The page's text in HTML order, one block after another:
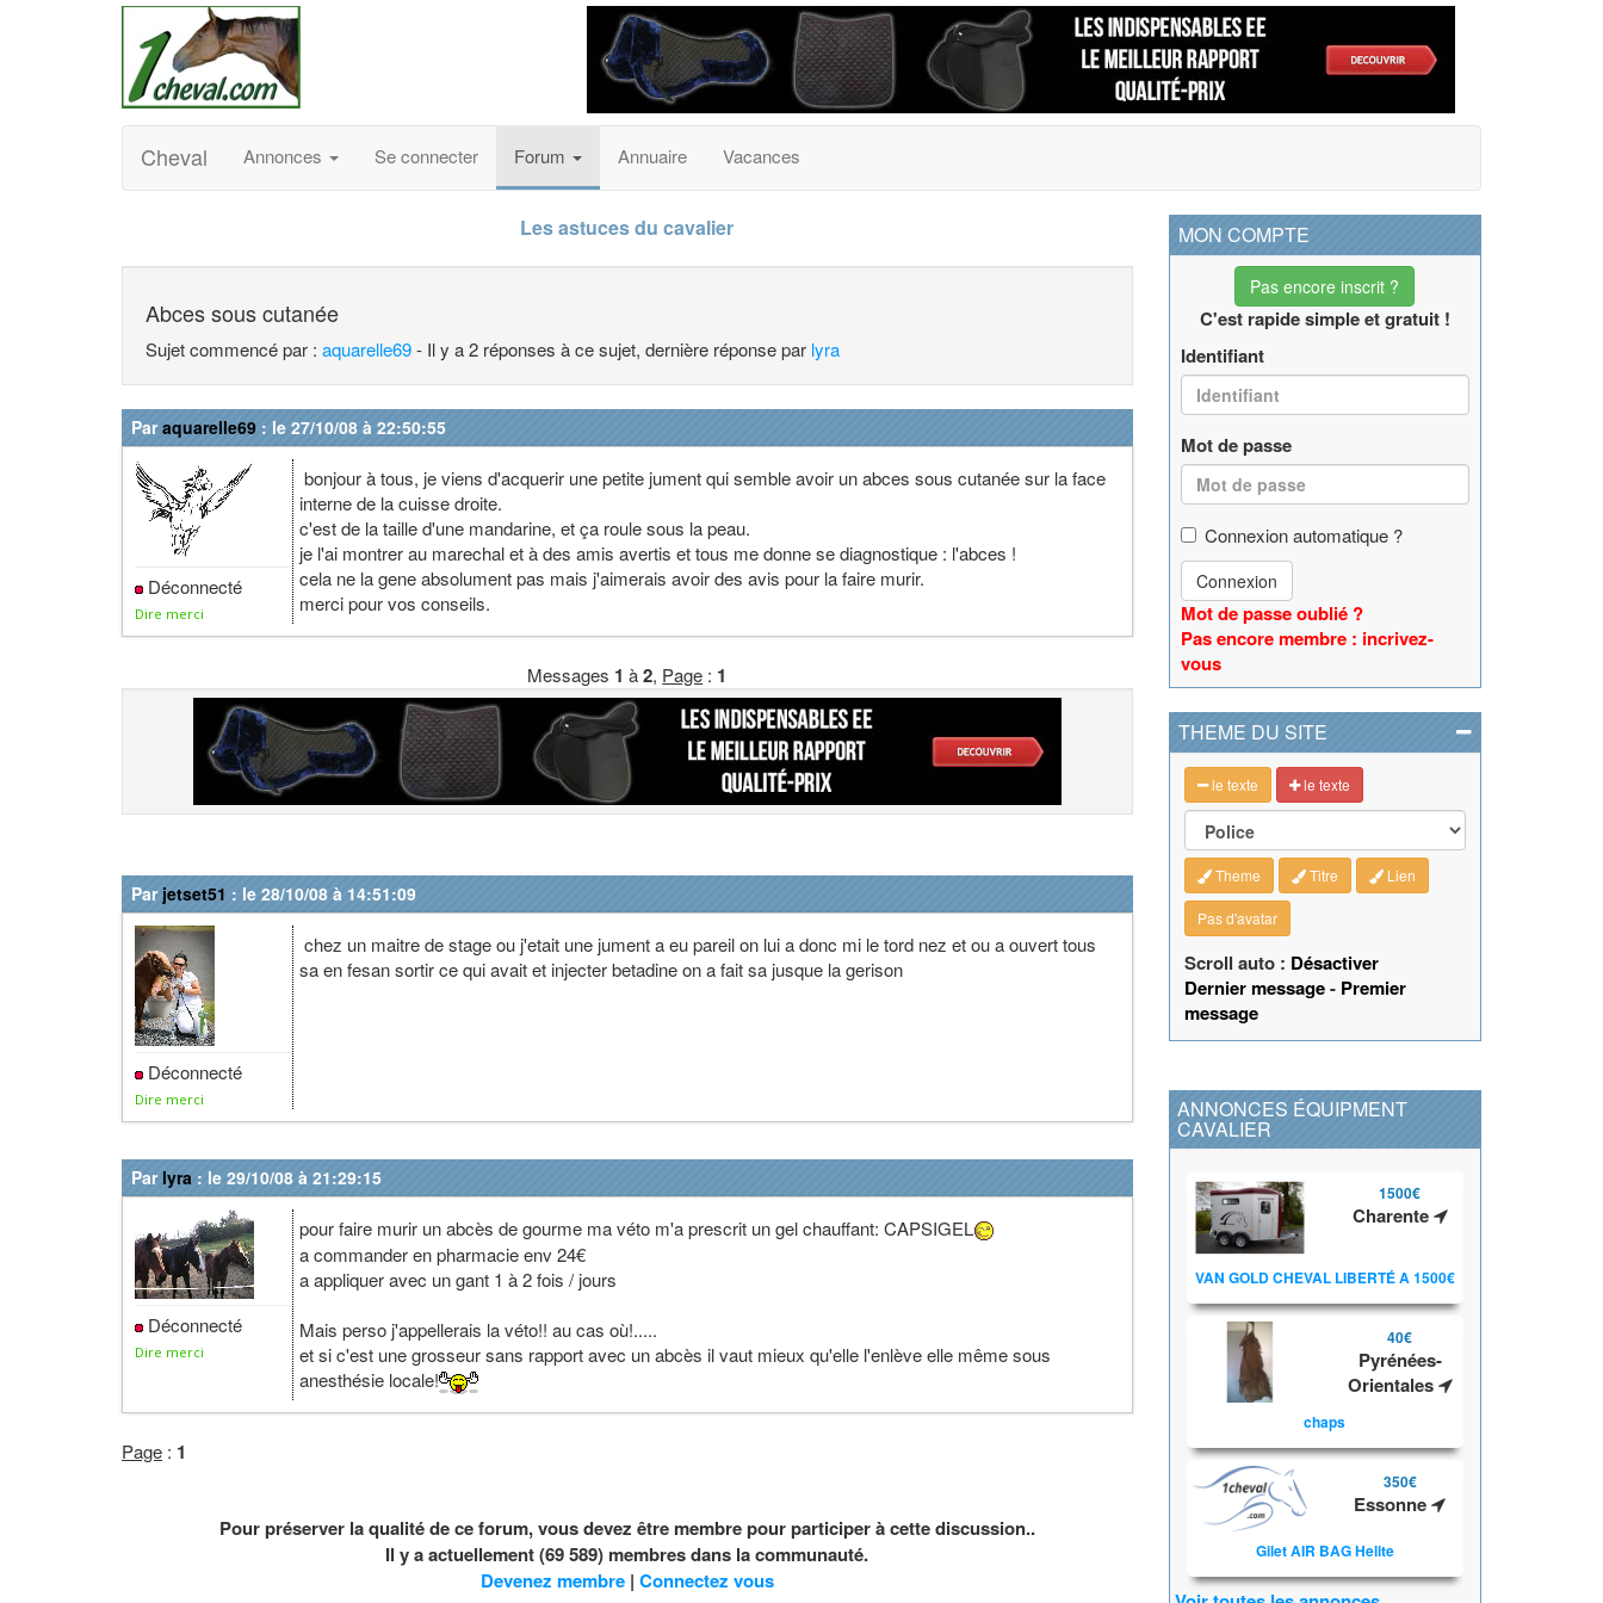
Cheval Annonces Se connecter Forum Annuaire Vacances
Les astuces du cavalier
Abces sous cutanée
Sujet commencé par : aquarelle69- Il y a 2 réponses à ce sujet, dernière réponse par lyra
Paraquarelle69 : le 27/10/08 à 22:50:55
Déconnecté
Dire merci
bonjour à tous, je viens d'acquerir une petite jument qui semble avoir un abces sous cutanée sur la face
interne de la cuisse droite.
c'est de la taille d'une mandarine, et ça roule sous la peau.
je l'ai montrer au marechal et à des amis avertis et tous me donne se diagnostique : l'abces !
cela ne la gene absolument pas mais j'aimerais avoir des avis pour la faire murir.
merci pour vos conseils.
Messages 1 à2, Page : 1
Par jetset51 : le 28/10/08 à 14:51:09
Déconnecté
Dire merci
chez un maitre de stage ou j'etait une jument a eu pareil on lui a donc mi le tord nez et ou a ouvert tous
sa en fesan sortir ce qui avait et injecter betadine on a fait sa jusque la gerison
Par lyra : le 29/10/08 à 21:29:15
Déconnecté
Dire merci
pour faire murir un abcès de gourme ma véto m'a prescrit un gel chauffant: CAPSIGEL
a commander en pharmacie env 24€
a appliquer avec un gant 1 à 2 fois / jours
Mais perso j'appellerais la véto!! au cas où!.....
et si c'est une grosseur sans rapport avec un abcès il vaut mieux qu'elle l'enlève elle même sous
anesthésie locale!
Page : 1
Pour préserver la qualité de ce forum, vous devez être membre pour participer à cette discussion..
Il y a actuellement (69 589) membres dans la communauté.
Devenez membre| Connectez vous
MON COMPTE
Pas encore inscrit ?
C'est rapide simple et gratuit !
Identifiant
Mot de passe
Connexion automatique ?
Connexion
Mot de passe oublié ?
Pas encore membre : incrivez-
vous
THEME DU SITE
le texte le texte
Theme Titre Lien
Pas d'avatar
Scroll auto : Désactiver
Dernier message- Premier
message
ANNONCES ÉQUIPMENT
CAVALIER
1500€
Charente
VAN GOLD CHEVAL LIBERTÉ A 1500€
40€
Pyrénées-
Orientales
chaps
350€
Essonne
Gilet AIR BAG Helite